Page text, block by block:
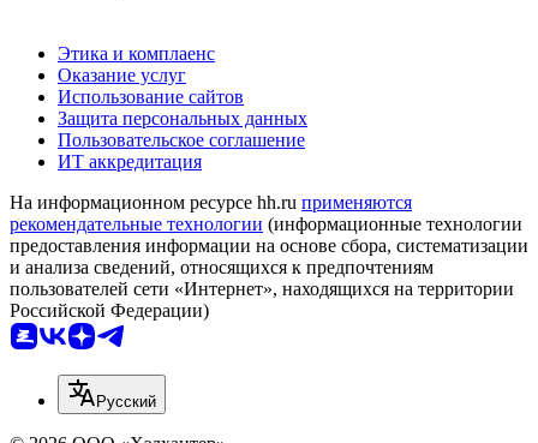
Этика и комплаенс
Оказание услуг
Использование сайтов
Защита персональных данных
Пользовательское соглашение
ИТ аккредитация
На информационном ресурсе hh.ru применяются
рекомендательные технологии (информационные технологии
предоставления информации на основе сбора, систематизации
и анализа сведений, относящихся к предпочтениям
пользователей сети «Интернет», находящихся на территории
Российской Федерации)
Русский